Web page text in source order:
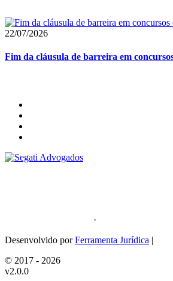
22/07/2026
Fim da cláusula de barreira em
·
Desenvolvido porFerramenta Jurídica |
© 2017 - 2026
v2.0.0